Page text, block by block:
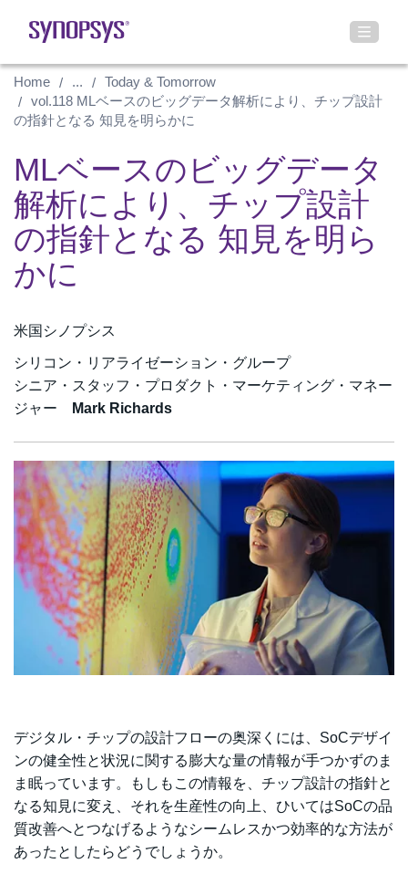
Home ...
Today & Tomorrow
vol.118 MLベースのビッグデータ解析により、チップ設計
の指針となる 知見を明らかに
MLベースのビッグデータ
解析により、チップ設計
の指針となる 知見を明ら
かに
米国シノプシス
シリコン・リアライゼーション・グループ
シニア・スタッフ・プロダクト・マーケティング・マネー
ジャー
Mark Richards
デジタル・チップの設計フローの奥深くには、SoCデザイ
ンの健全性と状況に関する膨大な量の情報が手つかずのま
ま眠っています。もしもこの情報を、チップ設計の指針と
なる知見に変え、それを生産性の向上、ひいてはSoCの品
質改善へとつなげるようなシームレスかつ効率的な方法が
あったとしたらどうでしょうか。